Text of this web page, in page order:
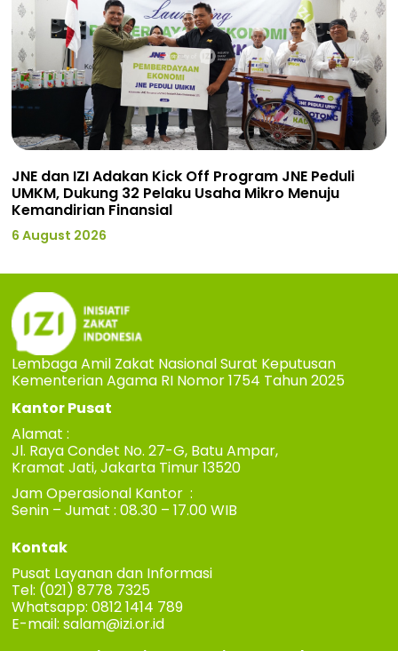
JNE dan IZI Adakan Kick Off Program JNE Peduli
UMKM, Dukung 32 Pelaku Usaha Mikro Menuju
Kemandirian Finansial
6 August 2026
Lembaga Amil Zakat Nasional Surat Keputusan
Kementerian Agama RI Nomor 1754 Tahun 2025
Kantor Pusat
Alamat :
Jl. Raya Condet No. 27-G, Batu Ampar,
Kramat Jati, Jakarta Timur 13520
Jam Operasional Kantor :
Senin – Jumat : 08.30 – 17.00 WIB
Kontak
Pusat Layanan dan Informasi
Tel: (021) 8778 7325
Whatsapp: 0812 1414 789
E-mail:salam@izi.or.id